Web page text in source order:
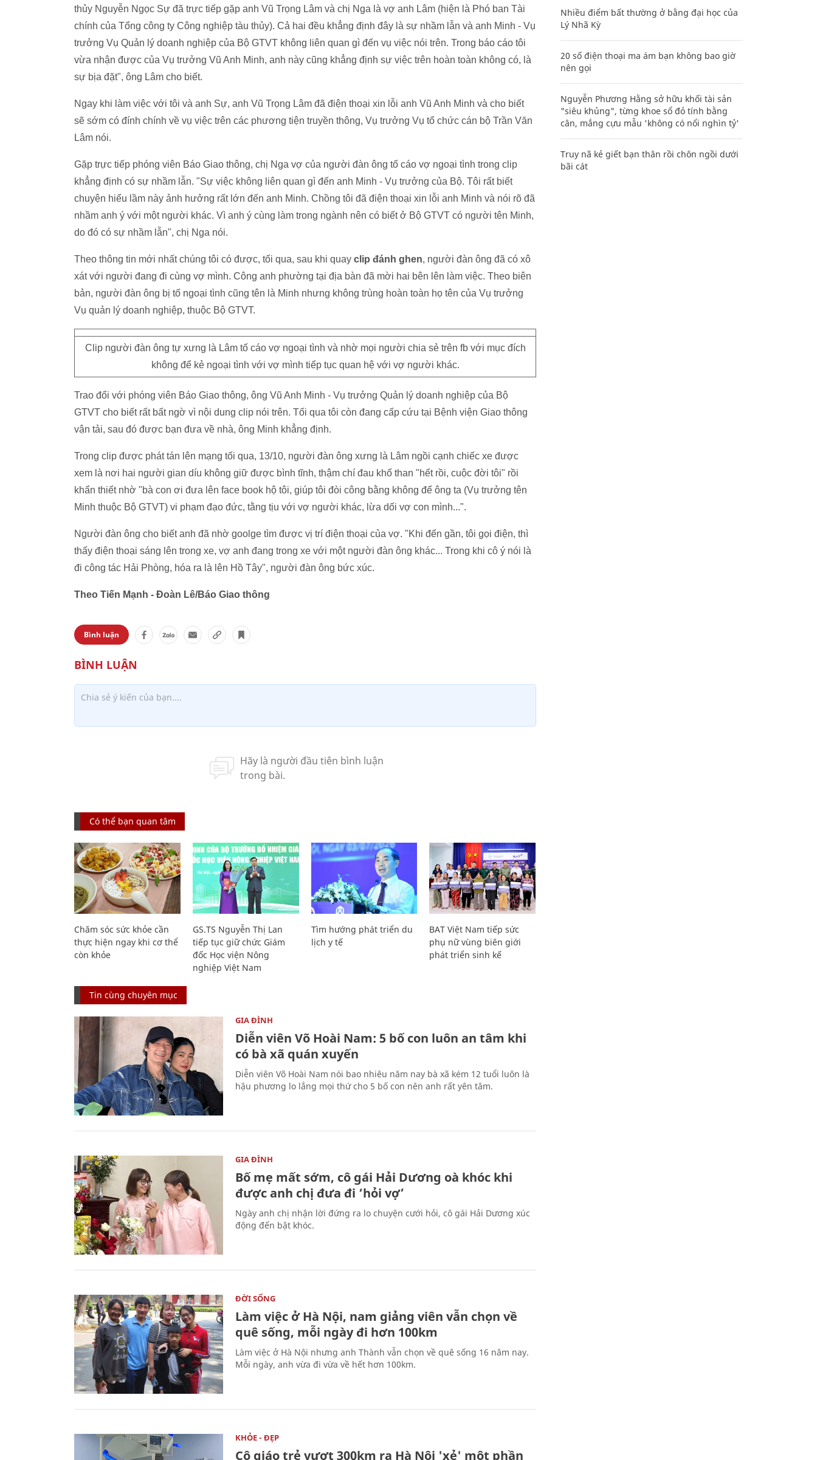
thủy Nguyễn Ngọc Sự đã trực tiếp gặp anh Vũ Trọng Lâm và chị Nga là vợ anh Lâm (hiện là Phó ban Tài
chính của Tổng công ty Công nghiệp tàu thủy). Cả hai đều khẳng định đây là sự nhầm lẫn và anh Minh - Vụ
trưởng Vụ Quản lý doanh nghiệp của Bộ GTVT không liên quan gì đến vụ việc nói trên. Trong báo cáo tôi
vừa nhận được của Vụ trưởng Vũ Anh Minh, anh này cũng khẳng định sự việc trên hoàn toàn không có, là
sự bịa đặt", ông Lâm cho biết.
Ngay khi làm việc với tôi và anh Sự, anh Vũ Trọng Lâm đã điện thoại xin lỗi anh Vũ Anh Minh và cho biết
sẽ sớm có đính chính về vụ việc trên các phương tiện truyền thông, Vụ trưởng Vụ tổ chức cán bộ Trần Văn
Lâm nói.
Gặp trực tiếp phóng viên Báo Giao thông, chị Nga vợ của người đàn ông tố cáo vợ ngoại tình trong clip
khẳng định có sự nhầm lẫn. "Sự việc không liên quan gì đến anh Minh - Vụ trưởng của Bộ. Tôi rất biết
chuyện hiểu lầm này ảnh hưởng rất lớn đến anh Minh. Chồng tôi đã điện thoại xin lỗi anh Minh và nói rõ đã
nhầm anh ý với một người khác. Vì anh ý cùng làm trong ngành nên có biết ở Bộ GTVT có người tên Minh,
do đó có sự nhầm lẫn", chị Nga nói.
Theo thông tin mới nhất chúng tôi có được, tối qua, sau khi quay clip đánh ghen, người đàn ông đã có xô
xát với người đang đi cùng vợ mình. Công anh phường tại địa bàn đã mời hai bên lên làm việc. Theo biên
bản, người đàn ông bị tố ngoại tình cũng tên là Minh nhưng không trùng hoàn toàn họ tên của Vụ trưởng
Vụ quản lý doanh nghiệp, thuộc Bộ GTVT.
Clip người đàn ông tự xưng là Lâm tố cáo vợ ngoại tình và nhờ mọi người chia sẻ trên fb với mục đích
không để kẻ ngoại tình với vợ mình tiếp tục quan hệ với vợ người khác.
Trao đổi với phóng viên Báo Giao thông, ông Vũ Anh Minh - Vụ trưởng Quản lý doanh nghiệp của Bộ
GTVT cho biết rất bất ngờ vì nội dung clip nói trên. Tối qua tôi còn đang cấp cứu tại Bệnh viện Giao thông
vận tải, sau đó được bạn đưa về nhà, ông Minh khẳng định.
Trong clip được phát tán lên mạng tối qua, 13/10, người đàn ông xưng là Lâm ngồi cạnh chiếc xe được
xem là nơi hai người gian díu không giữ được bình tĩnh, thậm chí đau khổ than "hết rồi, cuộc đời tôi" rồi
khẩn thiết nhờ "bà con ơi đưa lên face book hộ tôi, giúp tôi đòi công bằng không để ông ta (Vụ trưởng tên
Minh thuộc Bộ GTVT) vi phạm đạo đức, tằng tịu với vợ người khác, lừa dối vợ con mình...".
Người đàn ông cho biết anh đã nhờ goolge tìm được vị trí điện thoại của vợ. "Khi đến gần, tôi gọi điện, thì
thấy điện thoại sáng lên trong xe, vợ anh đang trong xe với một người đàn ông khác... Trong khi cô ý nói là
đi công tác Hải Phòng, hóa ra là lên Hồ Tây", người đàn ông bức xúc.
Theo Tiến Mạnh - Đoàn Lê/Báo Giao thông
Bình luận
Có thể bạn quan tâm
Chăm sóc sức khỏe cần
thực hiện ngay khi cơ thể
còn khỏe
GS.TS Nguyễn Thị Lan
tiếp tục giữ chức Giám
đốc Học viện Nông
nghiệp Việt Nam
Tìm hướng phát triển du
lịch y tế
BAT Việt Nam tiếp sức
phụ nữ vùng biên giới
phát triển sinh kế
Tin cùng chuyên mục
GIA ĐÌNH
Diễn viên Võ Hoài Nam: 5 bố con luôn an tâm khi
có bà xã quán xuyến
Diễn viên Võ Hoài Nam nói bao nhiêu năm nay bà xã kém 12 tuổi luôn là
hậu phương lo lắng mọi thứ cho 5 bố con nên anh rất yên tâm.
GIA ĐÌNH
Bố mẹ mất sớm, cô gái Hải Dương oà khóc khi
được anh chị đưa đi ‘hỏi vợ’
Ngày anh chị nhận lời đứng ra lo chuyện cưới hỏi, cô gái Hải Dương xúc
động đến bật khóc.
ĐỜI SỐNG
Làm việc ở Hà Nội, nam giảng viên vẫn chọn về
quê sống, mỗi ngày đi hơn 100km
Làm việc ở Hà Nội nhưng anh Thành vẫn chọn về quê sống 16 năm nay.
Mỗi ngày, anh vừa đi vừa về hết hơn 100km.
KHỎE - ĐẸP
Cô giáo trẻ vượt 300km ra Hà Nội 'xẻ' một phần
Nhiều điểm bất thường ở bằng đại học của
Lý Nhã Kỳ
20 số điện thoại ma ám bạn không bao giờ
nên gọi
Nguyễn Phương Hằng sở hữu khối tài sản
"siêu khủng", từng khoe sổ đỏ tính bằng
cân, mắng cựu mẫu 'không có nổi nghìn tỷ'
Truy nã kẻ giết bạn thân rồi chôn ngồi dưới
bãi cát